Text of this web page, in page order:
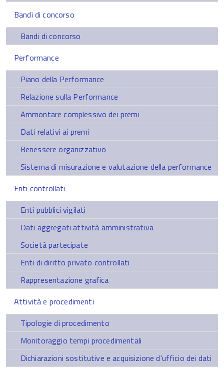
Bandi di concorso
Bandi di concorso
Performance
Piano della Performance
Relazione sulla Performance
Ammontare complessivo dei premi
Dati relativi ai premi
Benessere organizzativo
Sistema di misurazione e valutazione della performance
Enti controllati
Enti pubblici vigilati
Dati aggregati attività amministrativa
Società partecipate
Enti di diritto privato controllati
Rappresentazione grafica
Attività e procedimenti
Tipologie di procedimento
Monitoraggio tempi procedimentali
Dichiarazioni sostitutive e acquisizione d'ufficio dei dati